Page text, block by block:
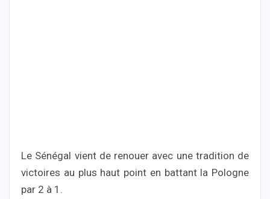
Le Sénégal vient de renouer avec une tradition de
victoires au plus haut point en battant la Pologne
par 2 à 1.